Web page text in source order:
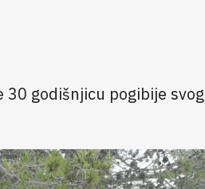
30 godišnjicu pogibije svog